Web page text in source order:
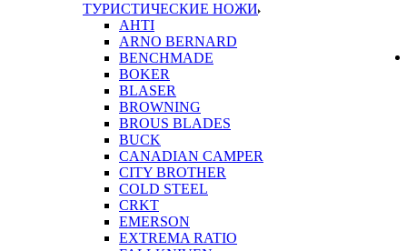
ТУРИСТИЧЕСКИЕ НОЖИ
AHTI
ARNO BERNARD
BENCHMADE
BOKER
BLASER
BROWNING
BROUS BLADES
BUCK
CANADIAN CAMPER
CITY BROTHER
COLD STEEL
CRKT
EMERSON
EXTREMA RATIO